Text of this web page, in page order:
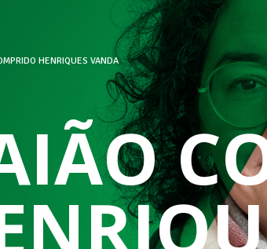
HENRIQUES VANDA